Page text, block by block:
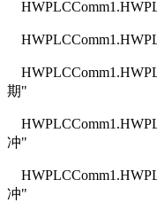
期"
冲"
冲"